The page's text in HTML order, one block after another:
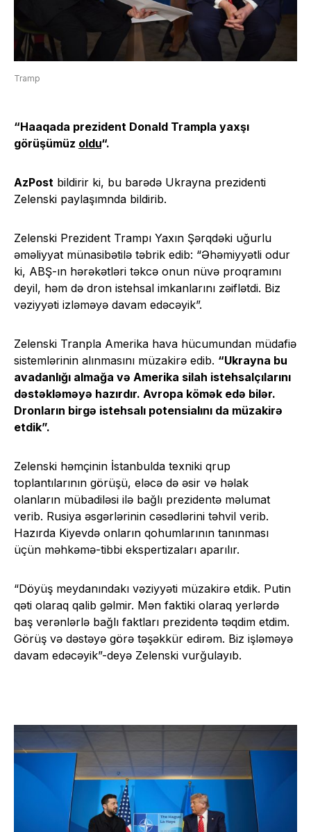
Tramp
“Haaqada prezident Donald Trampla yaxşı
görüşümüz oldu“.
AzPost bildirir ki, bu barədə Ukrayna prezidenti
Zelenski paylaşımnda bildirib.
Zelenski Prezident Trampı Yaxın Şərqdəki uğurlu
əməliyyat münasibətilə təbrik edib: “Əhəmiyyətli odur
ki, ABŞ-ın hərəkətləri təkcə onun nüvə proqramını
deyil, həm də dron istehsal imkanlarını zəiflətdi. Biz
vəziyyəti izləməyə davam edəcəyik”.
Zelenski Tranpla Amerika hava hücumundan müdafiə
sistemlərinin alınmasını müzakirə edib. “Ukrayna bu
avadanlığı almağa və Amerika silah istehsalçılarını
dəstəkləməyə hazırdır. Avropa kömək edə bilər.
Dronların birgə istehsalı potensialını da müzakirə
etdik”.
Zelenski həmçinin İstanbulda texniki qrup
toplantılarının görüşü, eləcə də əsir və həlak
olanların mübadiləsi ilə bağlı prezidentə məlumat
verib. Rusiya əsgərlərinin cəsədlərini təhvil verib.
Hazırda Kiyevdə onların qohumlarının tanınması
üçün məhkəmə-tibbi ekspertizaları aparılır.
“Döyüş meydanındakı vəziyyəti müzakirə etdik. Putin
qəti olaraq qalib gəlmir. Mən faktiki olaraq yerlərdə
baş verənlərlə bağlı faktları prezidentə təqdim etdim.
Görüş və dəstəyə görə təşəkkür edirəm. Biz işləməyə
davam edəcəyik”-deyə Zelenski vurğulayıb.